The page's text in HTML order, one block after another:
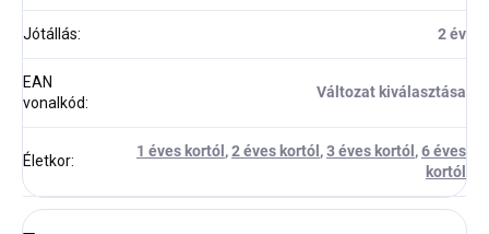
Jótállás: 2 év
EAN
vonalkód:
Változat kiválasztása
Életkor:
1 éves kortól ,2 éves kortól ,3 éves kortól ,6 éves
kortól